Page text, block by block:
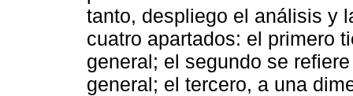
tanto, despliego el análisis y
cuatro apartados: el primero
general; el segundo se
general; el tercero, a una